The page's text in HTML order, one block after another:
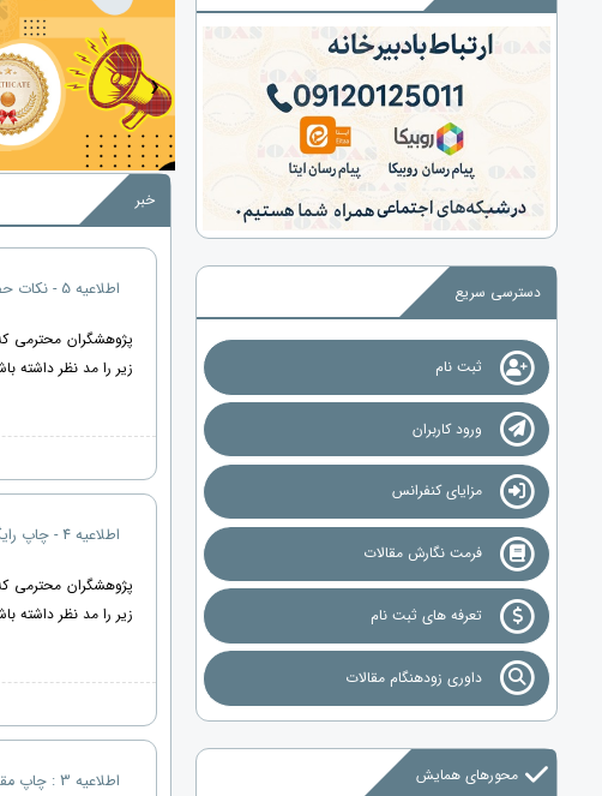
دسترسی سریع
ثبت نام
ورود کاربران
مزایای کنفرانس
فرمت نگارش مقالات
تعرفه های ثبت نام
داوری زودهنگام مقالات
محورهای همایش
›
خبر
اطلاعیه 5 - نکات حضور در کنفرانس
پژوهشگران محترمی
زیر را مد نظر داشته
اطلاعیه 4 - چاپ رایگان و امتیاز ویژه
پژوهشگران محترمی
زیر را مد نظر داشته
اطلاعیه 3 : چاپ مقالات در مجلات معتبر